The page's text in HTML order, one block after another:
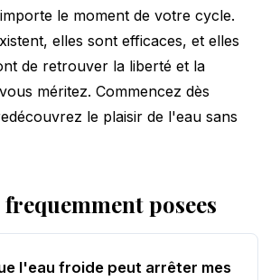
le moment de votre cycle.
elles sont efficaces, et elles
de retrouver la liberté et la
méritez. Commencez dès
le plaisir de l'eau sans
posees
l'eau froide peut arrêter mes